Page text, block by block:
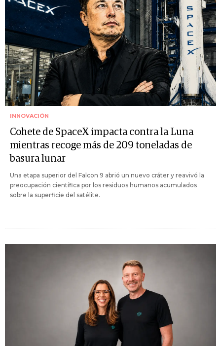
INNOVACIÓN
Cohete de SpaceX impacta contra la Luna
mientras recoge más de 209 toneladas de
basura lunar
Una etapa superior del Falcon 9 abrió un nuevo cráter y reavivó la
preocupación científica por los residuos humanos acumulados
sobre la superficie del satélite.